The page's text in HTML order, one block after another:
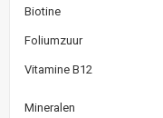
Biotine
Foliumzuur
Vitamine B12
Mineralen